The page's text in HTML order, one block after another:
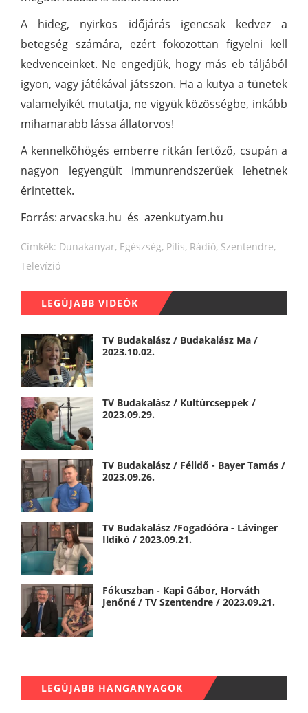
A hideg, nyirkos időjárás igencsak kedvez a
betegség számára, ezért fokozottan figyelni kell
kedvenceinket. Ne engedjük, hogy más eb táljából
igyon, vagy játékával játsszon. Ha a kutya a tünetek
valamelyikét mutatja, ne vigyük közösségbe, inkább
mihamarabb lássa állatorvos!
A kennelköhögés emberre ritkán fertőző, csupán a
nagyon legyengült immunrendszerűek lehetnek
érintettek.
Forrás: arvacska.hu és azenkutyam.hu
Címkék: Dunakanyar, Egészség, Pilis, Rádió, Szentendre,
Televízió
LEGÚJABB VIDEÓK
TV Budakalász / Budakalász Ma /
2023.10.02.
TV Budakalász / Kultúrcseppek /
2023.09.29.
TV Budakalász / Félidő - Bayer Tamás /
2023.09.26.
TV Budakalász /Fogadóóra - Lávinger
Ildikó / 2023.09.21.
Fókuszban - Kapi Gábor, Horváth
Jenőné / TV Szentendre / 2023.09.21.
LEGÚJABB HANGANYAGOK